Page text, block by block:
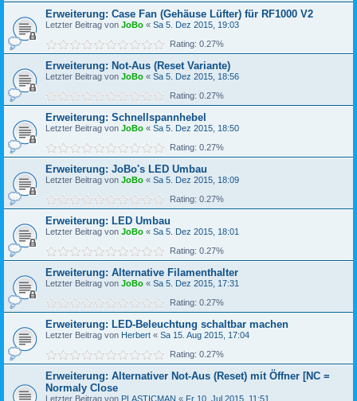
Erweiterung: Case Fan (Gehäuse Lüfter) für RF1000 V2
Letzter Beitrag von JoBo « Sa 5. Dez 2015, 19:03
Rating: 0.27%
Erweiterung: Not-Aus (Reset Variante)
Letzter Beitrag von JoBo « Sa 5. Dez 2015, 18:56
Rating: 0.27%
Erweiterung: Schnellspannhebel
Letzter Beitrag von JoBo « Sa 5. Dez 2015, 18:50
Rating: 0.27%
Erweiterung: JoBo's LED Umbau
Letzter Beitrag von JoBo « Sa 5. Dez 2015, 18:09
Rating: 0.27%
Erweiterung: LED Umbau
Letzter Beitrag von JoBo « Sa 5. Dez 2015, 18:01
Rating: 0.27%
Erweiterung: Alternative Filamenthalter
Letzter Beitrag von JoBo « Sa 5. Dez 2015, 17:31
Rating: 0.27%
Erweiterung: LED-Beleuchtung schaltbar machen
Letzter Beitrag von Herbert « Sa 15. Aug 2015, 17:04
Rating: 0.27%
Erweiterung: Alternativer Not-Aus (Reset) mit Öffner [NC =
Normaly Close
Letzter Beitrag von PLASTICMAN « Fr 10. Jul 2015, 11:51